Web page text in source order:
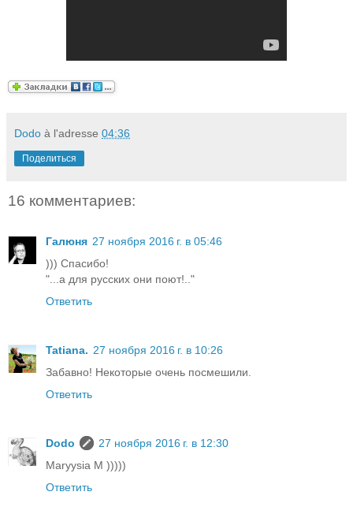
Dodo à l'adresse 04:36
Поделиться
16 комментариев:
Галюня 27 ноября 2016 г. в 05:46
))) Спасибо!
"...а для русских они поют!.."
Ответить
Tatiana. 27 ноября 2016 г. в 10:26
Забавно! Некоторые очень посмешили.
Ответить
Dodo
27 ноября 2016 г. в 12:30
Maryysia M )))))
Ответить